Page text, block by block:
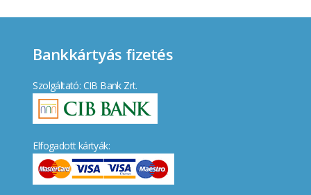
Bankkártyás fizetés
Szolgáltató: CIB Bank Zrt.
Elfogadott kártyák: